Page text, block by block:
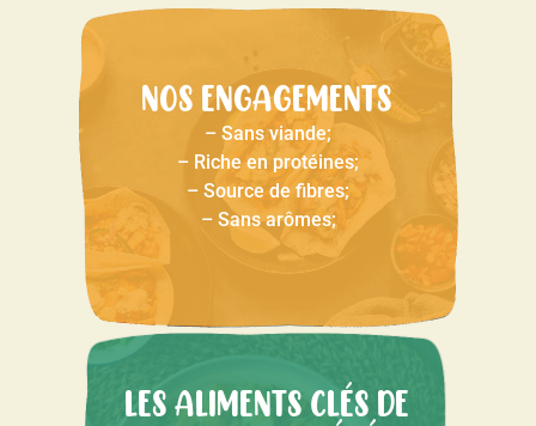
NOS ENGAGEMENTS
– Sans viande;
– Riche en protéines;
– Source de fibres;
– Sans arômes;
LES ALIMENTS CLÉS DE